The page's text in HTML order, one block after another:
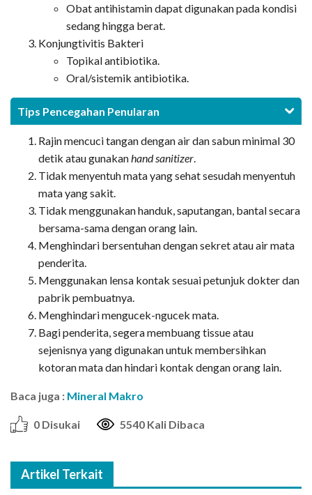
Obat antihistamin dapat digunakan pada kondisi
sedang hingga berat.
Konjungtivitis Bakteri
Topikal antibiotika.
Oral/sistemik antibiotika.
Tips Pencegahan Penularan
Rajin mencuci tangan dengan air dan sabun minimal 30
detik atau gunakanhand sanitizer.
Tidak menyentuh mata yang sehat sesudah menyentuh
mata yang sakit.
Tidak menggunakan handuk, saputangan, bantal secara
bersama-sama dengan orang lain.
Menghindari bersentuhan dengan sekret atau air mata
penderita.
Menggunakan lensa kontak sesuai petunjuk dokter dan
pabrik pembuatnya.
Menghindari mengucek-ngucek mata.
Bagi penderita, segera membuang tissue atau
sejenisnya yang digunakan untuk membersihkan
kotoran mata dan hindari kontak dengan orang lain.
Baca juga : Mineral Makro
0 Disukai 5540 Kali Dibaca
Artikel Terkait